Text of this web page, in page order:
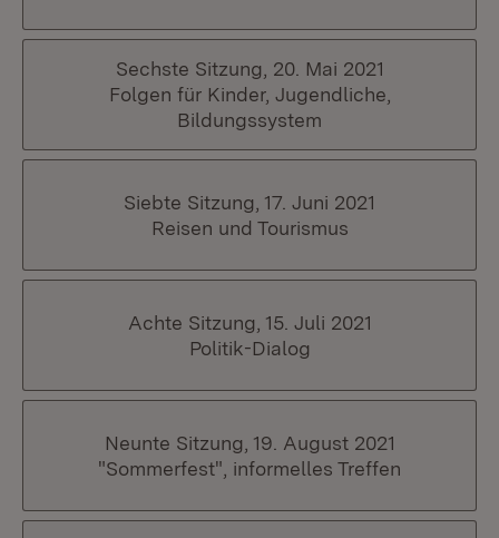
Sechste Sitzung, 20. Mai 2021
Folgen für Kinder, Jugendliche,
Bildungssystem
Siebte Sitzung, 17. Juni 2021
Reisen und Tourismus
Achte Sitzung, 15. Juli 2021
Politik-Dialog
Neunte Sitzung, 19. August 2021
"Sommerfest", informelles Treffen